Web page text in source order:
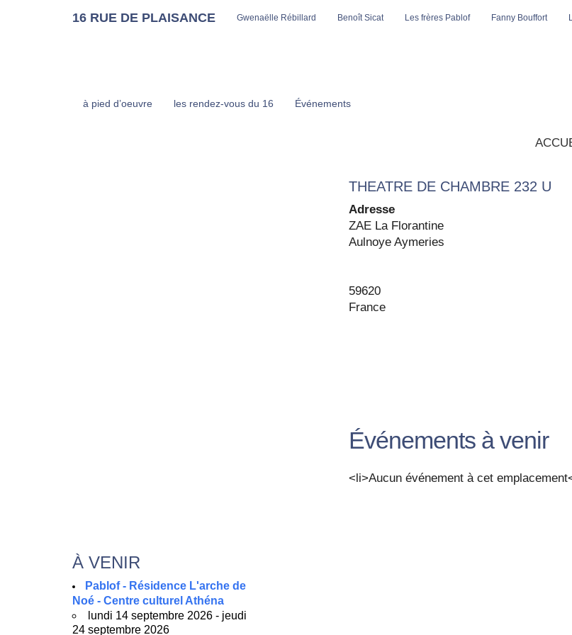
16 RUE DE PLAISANCE Gwenaëlle Rébillard Benoît Sicat Les frères Pablof Fanny Bouffort
à pied d’oeuvre les rendez-vous du 16 Événements
THEATRE DE CHAMBRE 232 U
Adresse
ZAE La Flo­ran­tine
Aul­noye Ayme­ries
59620
France
Événements à venir
<li>Aucun évé­ne­ment à cet
À VENIR
Pablof - Résidence L'arche de
Noé - Centre culturel Athéna
lundi 14 septembre 2026 - jeudi
24 septembre 2026